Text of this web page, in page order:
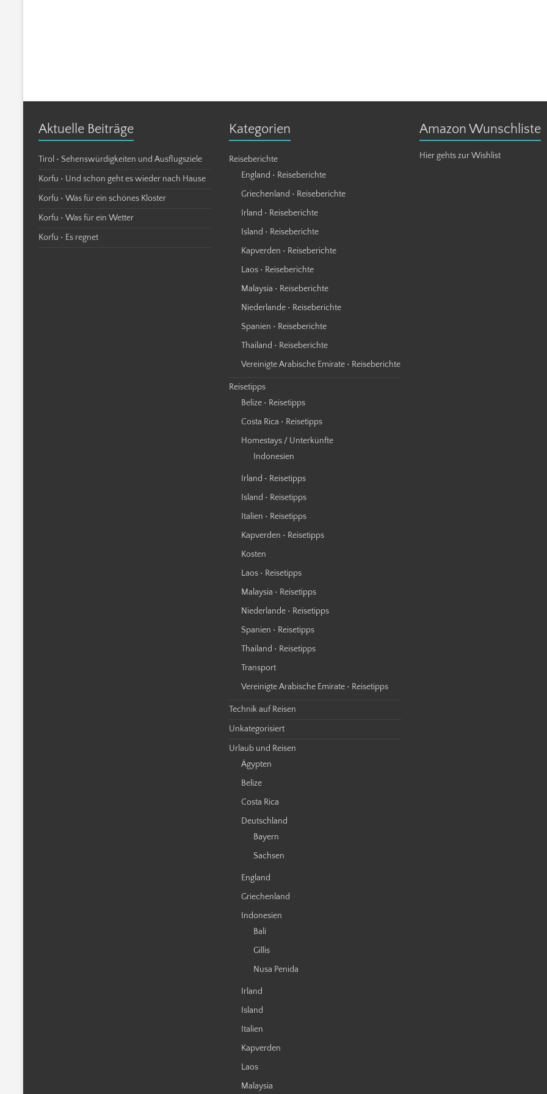
Aktuelle Beiträge
Tirol • Sehenswürdigkeiten und Ausflugsziele
Korfu • Und schon geht es wieder nach Hause
Korfu • Was für ein schönes Kloster
Korfu • Was für ein Wetter
Korfu • Es regnet
Kategorien
Reiseberichte
England • Reiseberichte
Griechenland • Reiseberichte
Irland • Reiseberichte
Island • Reiseberichte
Kapverden • Reiseberichte
Laos • Reiseberichte
Malaysia • Reiseberichte
Niederlande • Reiseberichte
Spanien • Reiseberichte
Thailand • Reiseberichte
Vereinigte Arabische Emirate • Reiseberichte
Reisetipps
Belize • Reisetipps
Costa Rica • Reisetipps
Homestays / Unterkünfte
Indonesien
Irland • Reisetipps
Island • Reisetipps
Italien • Reisetipps
Kapverden • Reisetipps
Kosten
Laos • Reisetipps
Malaysia • Reisetipps
Niederlande • Reisetipps
Spanien • Reisetipps
Thailand • Reisetipps
Transport
Vereinigte Arabische Emirate • Reisetipps
Technik auf Reisen
Unkategorisiert
Urlaub und Reisen
Ägypten
Belize
Costa Rica
Deutschland
Bayern
Sachsen
England
Griechenland
Indonesien
Bali
Gillis
Nusa Penida
Irland
Island
Italien
Kapverden
Laos
Malaysia
Amazon Wunschliste
Hier gehts zur Wishlist